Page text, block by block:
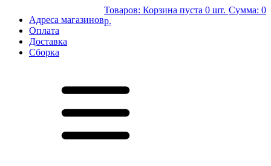
Адреса магазинов
Оплата
Доставка
Сборка
Товаров: Корзина пуста 0 шт. Сумма: 0
р.